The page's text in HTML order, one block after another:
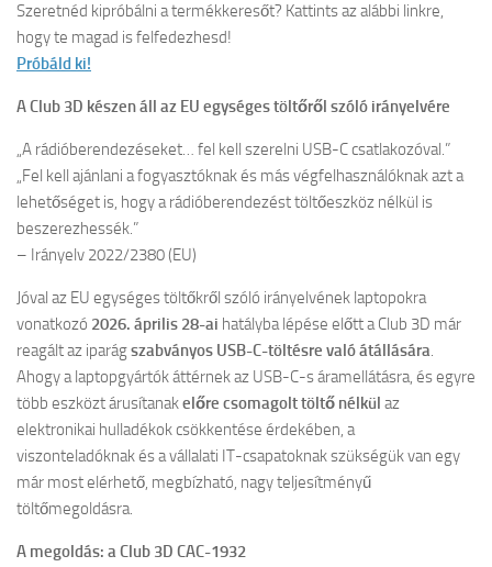
Szeretnéd kipróbálni a termékkeresőt? Kattints az alábbi linkre,
hogy te magad is felfedezhesd!
Próbáld ki!
A Club 3D készen áll az EU egységes töltőről szóló irányelvére
„A rádióberendezéseket… fel kell szerelni USB-C csatlakozóval.”
„Fel kell ajánlani a fogyasztóknak és más végfelhasználóknak azt a
lehetőséget is, hogy a rádióberendezést töltőeszköz nélkül is
beszerezhessék.”
– Irányelv 2022/2380 (EU)
Jóval az EU egységes töltőkről szóló irányelvének laptopokra
vonatkozó 2026. április 28-ai hatályba lépése előtt a Club 3D már
reagált az iparágszabványos USB-C-töltésre való átállására.
Ahogy a laptopgyártók áttérnek az USB-C-s áramellátásra, és egyre
több eszközt árusítanakelőre csomagolt töltő nélkül az
elektronikai hulladékok csökkentése érdekében, a
viszonteladóknak és a vállalati IT-csapatoknak szükségük van egy
már most elérhető, megbízható, nagy teljesítményű
töltőmegoldásra.
A megoldás: a Club 3D CAC-1932